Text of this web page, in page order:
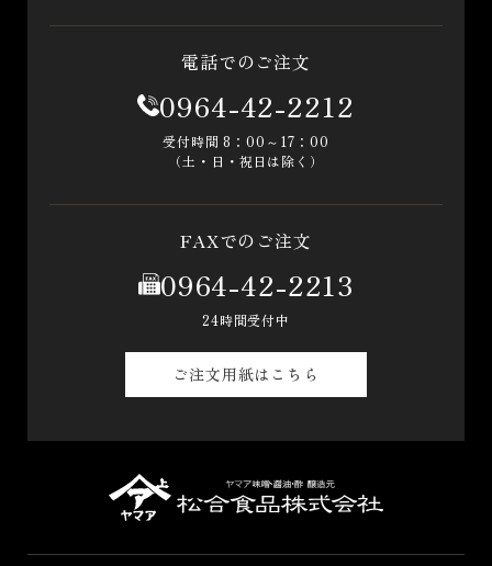
電話でのご注文
0964-42-2212
受付時間 8：00～17：00
（土・日・祝日は除く）
FAXでのご注文
0964-42-2213
24時間受付中
ご注文用紙はこちら